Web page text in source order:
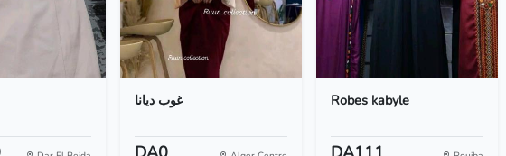
غوب ديانا Robes kabyle